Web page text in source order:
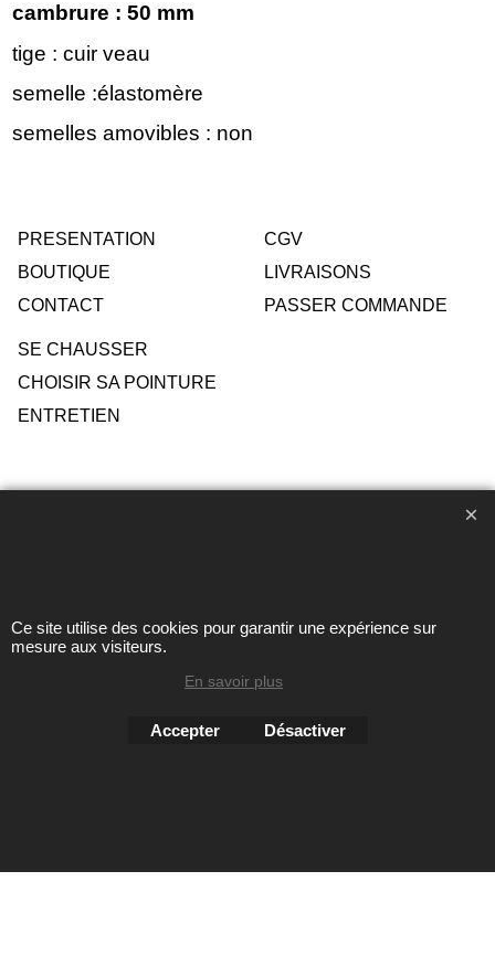
cambrure : 50 mm
tige : cuir veau
semelle :élastomère
semelles amovibles : non
PRESENTATION
BOUTIQUE
CONTACT
CGV
LIVRAISONS
PASSER COMMANDE
SE CHAUSSER
CHOISIR SA POINTURE
ENTRETIEN
avec le logiciel
eCommerce ShopFactory
Ce site utilise des cookies pour garantir une expérience sur
mesure aux visiteurs.
En savoir plus
Accepter Désactiver